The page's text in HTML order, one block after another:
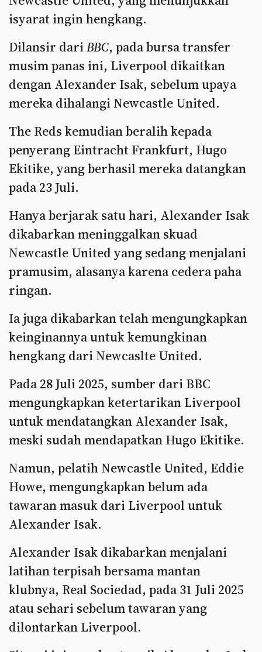
isyarat ingin hengkang.
Dilansir dari BBC, pada bursa transfer
musim panas ini, Liverpool dikaitkan
dengan Alexander Isak, sebelum upaya
mereka dihalangi Newcastle United.
The Reds kemudian beralih kepada
penyerang Eintracht Frankfurt, Hugo
Ekitike, yang berhasil mereka datangkan
pada 23 Juli.
Hanya berjarak satu hari, Alexander Isak
dikabarkan meninggalkan skuad
Newcastle United yang sedang menjalani
pramusim, alasanya karena cedera paha
ringan.
Ia juga dikabarkan telah mengungkapkan
keinginannya untuk kemungkinan
hengkang dari Newcaslte United.
Pada 28 Juli 2025, sumber dari BBC
mengungkapkan ketertarikan Liverpool
untuk mendatangkan Alexander Isak,
meski sudah mendapatkan Hugo Ekitike.
Namun, pelatih Newcastle United, Eddie
Howe, mengungkapkan belum ada
tawaran masuk dari Liverpool untuk
Alexander Isak.
Alexander Isak dikabarkan menjalani
latihan terpisah bersama mantan
klubnya, Real Sociedad, pada 31 Juli 2025
atau sehari sebelum tawaran yang
dilontarkan Liverpool.